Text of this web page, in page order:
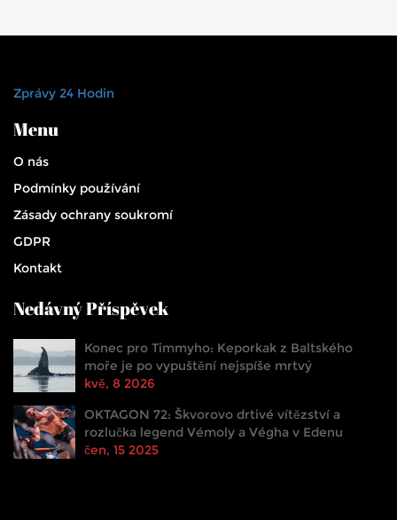
Zprávy 24 Hodin
Menu
O nás
Podmínky používání
Zásady ochrany soukromí
GDPR
Kontakt
Nedávný Příspěvek
Konec pro Timmyho: Keporkak z Baltského
moře je po vypuštění nejspíše mrtvý
kvě, 8 2026
OKTAGON 72: Škvorovo drtivé vítězství a
rozlučka legend Vémoly a Végha v Edenu
čen, 15 2025